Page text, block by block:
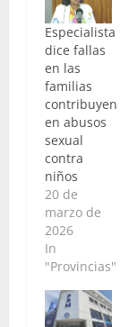
Especialista
dice fallas
en las
familias
contribuyen
en abusos
sexual
contra
niños
20 de
marzo de
2026
In
"Provincias"